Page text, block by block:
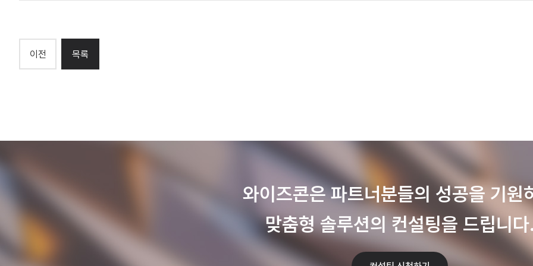
이전 목록
와이즈콘은 파트너분들의 성공을 기원
맞춤형 솔루션의 컨설팅을 드립니